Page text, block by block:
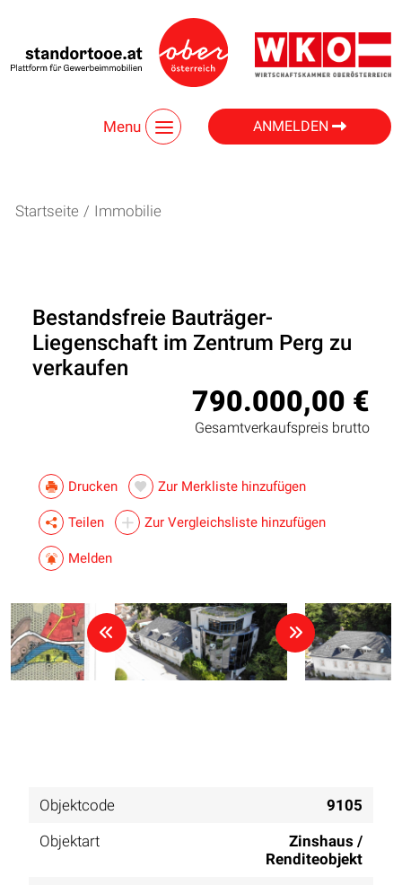
Menu ANMELDEN
Startseite / Immobilie
Bestandsfreie Bauträger-
Liegenschaft im Zentrum Perg zu
verkaufen
790.000,00 €
Gesamtverkaufspreis brutto
Drucken Zur Merkliste hinzufügen
Teilen Zur Vergleichsliste hinzufügen
Melden
Objektcode
9105
Objektart
Zinshaus /
Renditeobjekt